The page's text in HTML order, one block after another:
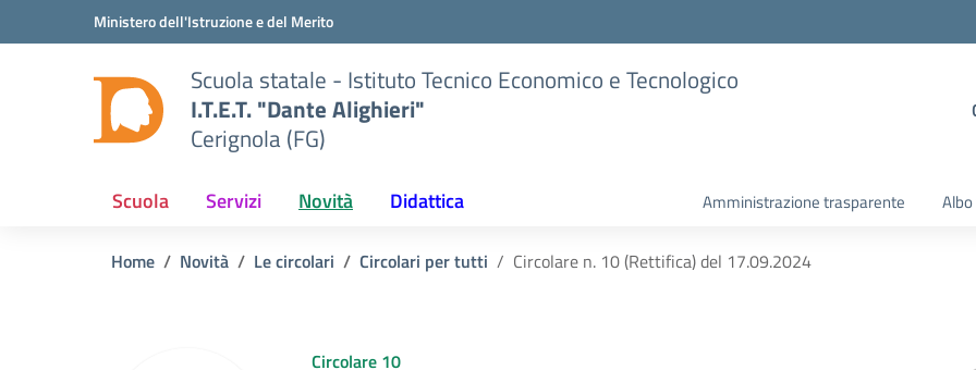
Vai ai contenuti
Vai al menu di navigazioneMinistero dell'Istruzione e del Merito
Scuola statale - Istituto Tecnico Economico e Tecnologico
I.T.E.T. "Dante Alighieri"
Cerignola (FG)
Scuola Servizi Novità Didattica Amministrazione trasparente
Home Novità Le circolari Circolari per tutti Circolare n. 10 (Rettifica) del 17.09.2024
Circolare 10